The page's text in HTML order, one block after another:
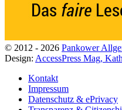
© 2012 - 2026 Pankower
Design: AccessPress Mag,
Kontakt
Impressum
Datenschutz & ePrivacy